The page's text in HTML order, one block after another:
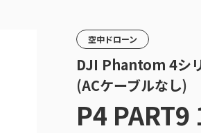
空中ドローン
DJI Phantom 4シ
(ACケーブルなし)
P4 PART9